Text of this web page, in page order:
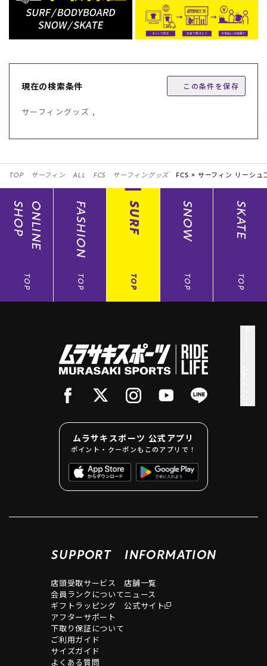
現在の検索条件 この条件を保存
サーフィングッズ ,
TOP サーフィン ALL FCS サーフィングッズ FCS × サーフィン リーシュ
ONLINE
SHOP
TOP
FASHION
TOP
SURF
TOP
SNOW
TOP
SKATE
TOP
ムラサキスポーツ 公式アプリ
ポイント・クーポンもこのアプリで！
SUPPORT
店頭受取サービス
会員ランクについて
ギフトラッピング
アフターサポート
下取り保証について
ご利用ガイド
サイズガイド
よくある質問
INFORMATION
店舗一覧
ニュース
公式サイト